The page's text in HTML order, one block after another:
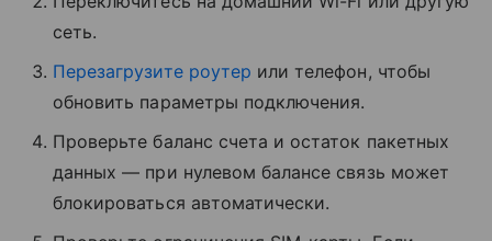
сеть.
Перезагрузите роутер или телефон, чтобы
обновить параметры подключения.
Проверьте баланс счета и остаток пакетных
данных — при нулевом балансе связь может
блокироваться автоматически.